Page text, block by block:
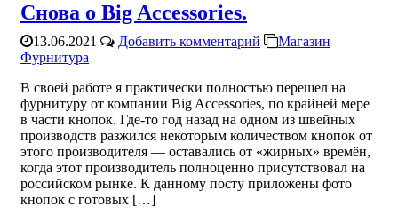
Снова о Big Accessories.
13.06.2021 Добавить комментарий
Магазин
Фурнитура
В своей работе я практически полностью перешел на
фурнитуру от компании Big Accessories, по крайней мере
в части кнопок. Где-то год назад на одном из швейных
производств разжился некоторым количеством кнопок от
этого производителя — оставались от «жирных» времён,
когда этот производитель полноценно присутствовал на
российском рынке. К данному посту приложены фото
кнопок с готовых […]